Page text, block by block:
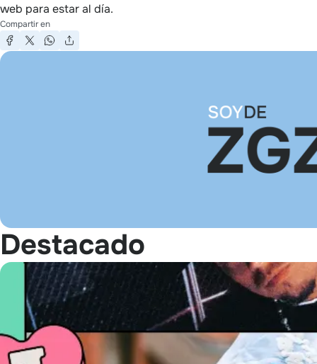
web para estar al día.
Compartir en
Destacado